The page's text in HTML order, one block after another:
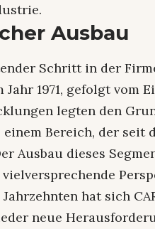
Ausbau
Schritt in der
Jahr 1971, gefolgt vom
legten den
Bereich, der seit
Ausbau dieses
hat sich
neue